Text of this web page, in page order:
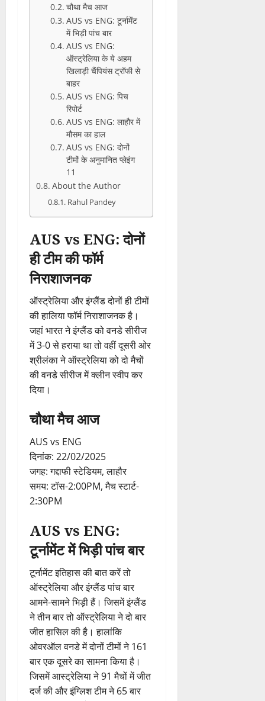
चौथा मैच आज
AUS vs ENG: टूर्नामेंट
में भिड़ी पांच बार
AUS vs ENG:
ऑस्ट्रेलिया के ये अहम
खिलाड़ी चैंपियंस ट्रॉफी से
बाहर
AUS vs ENG: पिच
रिपोर्ट
AUS vs ENG: लाहौर में
मौसम का हाल
AUS vs ENG: दोनों
टीमों के अनुमानित प्लेइंग
11
About the Author
Rahul Pandey
AUS vs ENG: दोनों
ही टीम की फॉर्म
निराशाजनक
ऑस्ट्रेलिया और इंग्लैंड दोनों ही टीमों
की हालिया फॉर्म निराशाजनक है।
जहां भारत ने इंग्लैंड को वनडे सीरीज
में 3-0 से हराया था तो वहीं दूसरी ओर
श्रीलंका ने ऑस्ट्रेलिया को दो मैचों
की वनडे सीरीज में क्लीन स्वीप कर
दिया।
चौथा मैच आज
AUS vs ENG
दिनांक: 22/02/2025
जगह: गद्दाफी स्टेडियम, लाहौर
समय: टॉस-2:00PM, मैच स्टार्ट-
2:30PM
AUS vs ENG:
टूर्नामेंट में भिड़ी पांच बार
टूर्नामेंट इतिहास की बात करें तो
ऑस्ट्रेलिया और इंग्लैंड पांच बार
आमने-सामने भिड़ी हैं। जिसमें इंग्लैंड
ने तीन बार तो ऑस्ट्रेलिया ने दो बार
जीत हासिल की है। हालांकि
ओवरऑल वनडे में दोनों टीमों ने 161
बार एक दूसरे का सामना किया है।
जिसमें आस्ट्रेलिया ने 91 मैचों में जीत
दर्ज की और इंग्लिश टीम ने 65 बार